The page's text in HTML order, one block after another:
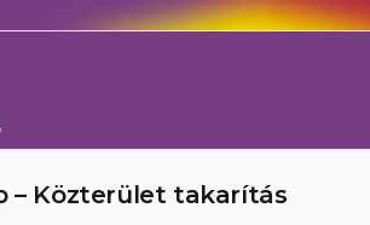
– Közterület takarítás